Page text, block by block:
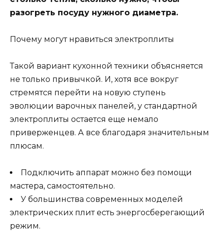
разогреть посуду нужного диаметра.
Почему могут нравиться электроплиты
Такой вариант кухонной техники объясняется
не только привычкой. И, хотя все вокруг
стремятся перейти на новую ступень
эволюции варочных панелей, у стандартной
электроплиты остается еще немало
приверженцев. А все благодаря значительным
плюсам.
Подключить аппарат можно без помощи
мастера, самостоятельно.
У большинства современных моделей
электрических плит есть энергосберегающий
режим.